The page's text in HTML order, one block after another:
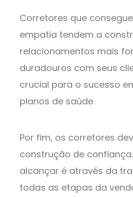
Corretores que
empatia tendem a
relacionamentos mais
duradouros com seus
crucial para o sucesso
planos de saúde.
Por fim, os corretores
construção de
alcançar é através da
todas as etapas da